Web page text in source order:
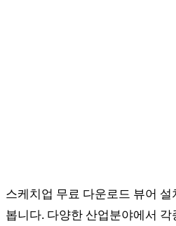
스케치업 무료 다운로드 뷰어
봅니다. 다양한 산업분야에서